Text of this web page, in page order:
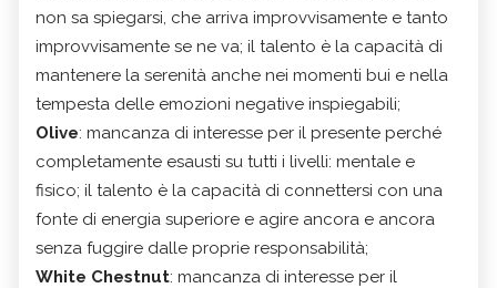
non sa spiegarsi, che arriva improvvisamente e tanto
improvvisamente se ne va; il talento è la capacità di
mantenere la serenità anche nei momenti bui e nella
tempesta delle emozioni negative inspiegabili;
Olive: mancanza di interesse per il presente perché
completamente esausti su tutti i livelli: mentale e
fisico; il talento è la capacità di connettersi con una
fonte di energia superiore e agire ancora e ancora
senza fuggire dalle proprie responsabilità;
White Chestnut: mancanza di interesse per il